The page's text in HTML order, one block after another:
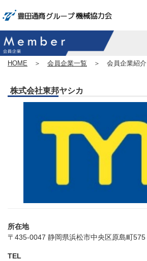
HOME ＞ 会員企業一覧 ＞ 会員企業紹介
株式会社東邦ヤシカ
所在地
〒 435-0047 静岡県浜松市中央区原島町575
TEL